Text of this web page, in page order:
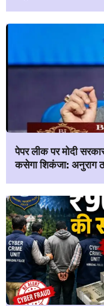
पेपर लीक पर मोदी
कसेगा शिकंजा: अनुराग